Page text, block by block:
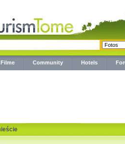
Filme Community Hotels